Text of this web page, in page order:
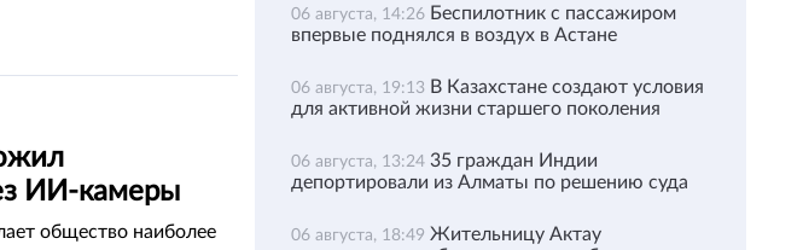
ИИ-камеры
общество наиболее
06 августа, 14:26 Беспилотник с пассажиром
впервые поднялся в воздух в Астане
06 августа, 19:13 В Казахстане создают условия
для активной жизни старшего поколения
06 августа, 13:24 35 граждан Индии
депортировали из Алматы по решению суда
06 августа, 18:49 Жительницу Актау